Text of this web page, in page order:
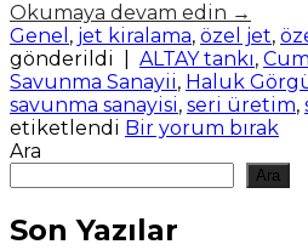
Okumaya devam edin →
Genel , jet kiralama, özel jet,
gönderildi
ALTAY tankı,
Savunma Sanayii, Haluk
savunma sanayisi, seri üretim,
etiketlendi Bir yorum bırak
Ara
Ara
Son Yazılar